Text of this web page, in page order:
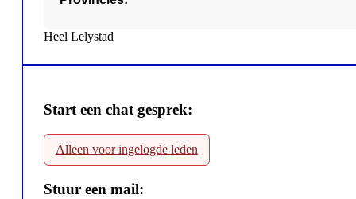
Heel Lelystad
Start een chat gesprek:
Alleen voor ingelogde leden
Stuur een mail: